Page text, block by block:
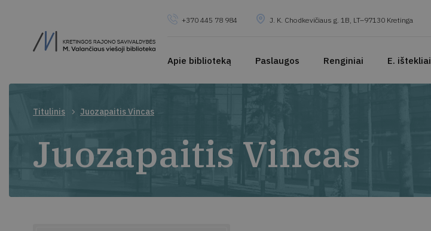
+370 445 78 984 J. K. Chodkevičiaus g. 1B, LT–97130 Kretinga
Apie biblioteką Paslaugos Renginiai E. ištekliai
Titulinis Juozapaitis Vincas
Juozapaitis Vincas